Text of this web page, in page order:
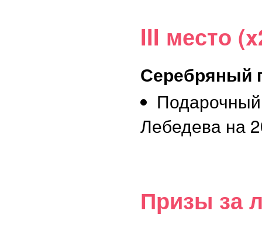
III место
Серебряный
Лебедева на
Призы за